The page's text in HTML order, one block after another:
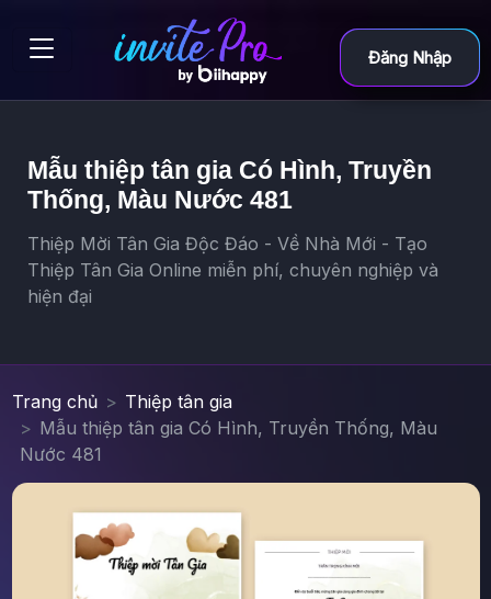
Đăng Nhập
Mẫu thiệp tân gia Có Hình, Truyền
Thống, Màu Nước 481
Thiệp Mời Tân Gia Độc Đáo - Về Nhà Mới - Tạo
Thiệp Tân Gia Online miễn phí, chuyên nghiệp và
hiện đại
Trang chủ
Thiệp tân gia
Mẫu thiệp tân gia Có Hình, Truyền Thống, Màu
Nước 481